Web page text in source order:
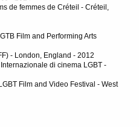
de femmes de Créteil - Créteil,
Film and Performing Arts
- London, England - 2012
di cinema LGBT -
Film and Video Festival - West